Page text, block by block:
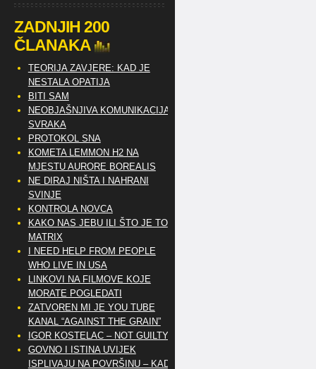
ZADNJIH 200
ČLANAKA
TEORIJA ZAVJERE: KAD JE
NESTALA OPATIJA
BITI SAM
NEOBJAŠNJIVA KOMUNIKACIJA
SVRAKA
PROTOKOL SNA
KOMETA LEMMON H2 NA
MJESTU AURORE BOREALIS
NE DIRAJ NIŠTA I NAHRANI
SVINJE
KONTROLA NOVCA
KAKO NAS JEBU ILI ŠTO JE TO
MATRIX
I NEED HELP FROM PEOPLE
WHO LIVE IN USA
LINKOVI NA FILMOVE KOJE
MORATE POGLEDATI
ZATVOREN MI JE YOU TUBE
KANAL “AGAINST THE GRAIN”
IGOR KOSTELAC – NOT GUILTY
GOVNO I ISTINA UVIJEK
ISPLIVAJU NA POVRŠINU – KAD